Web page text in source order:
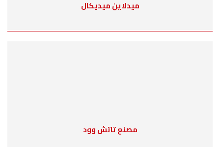
ميدلاين ميديكال
مصنع تاتش وود